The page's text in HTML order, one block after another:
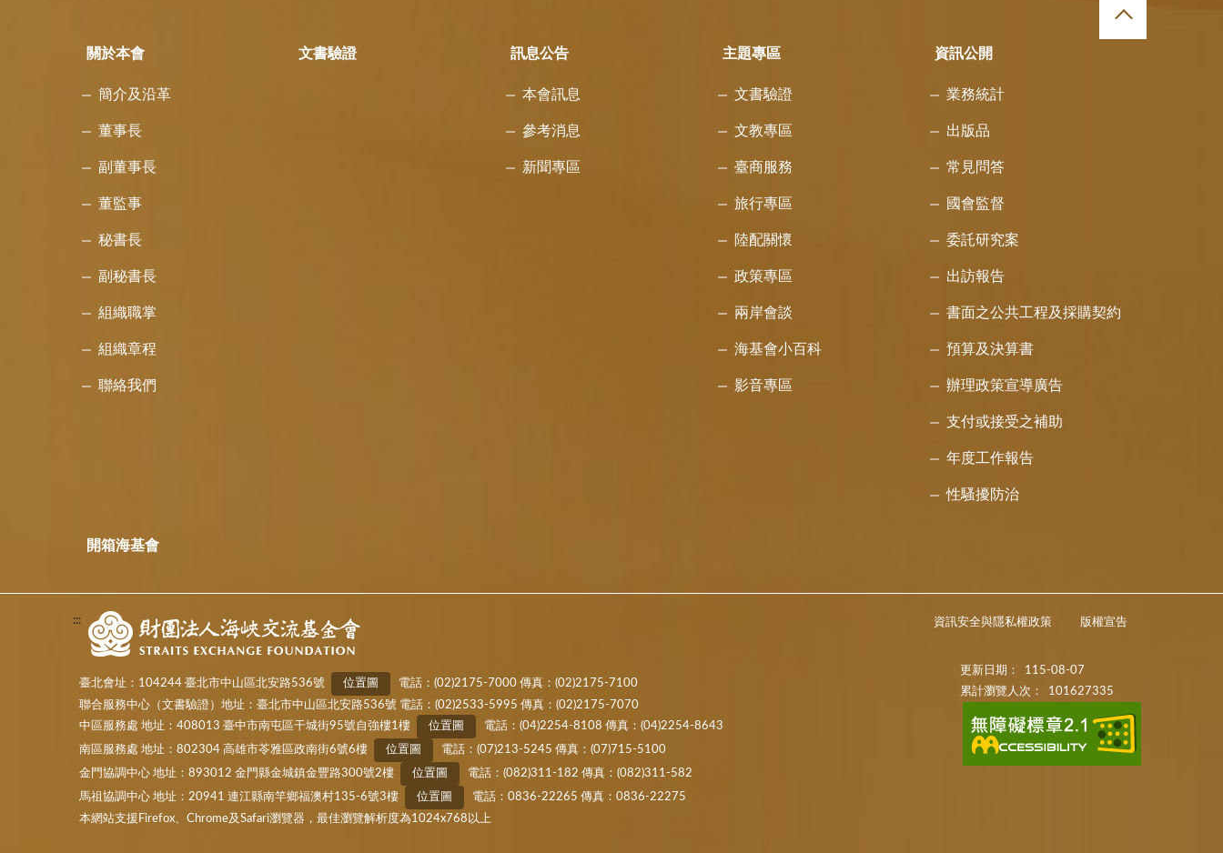
關於本會
簡介及沿革
董事長
副董事長
董監事
秘書長
副秘書長
組織職掌
組織章程
聯絡我們
文書驗證 訊息公告
本會訊息
參考消息
新聞專區
主題專區
文書驗證
文教專區
臺商服務
旅行專區
陸配關懷
政策專區
兩岸會談
海基會小百科
影音專區
資訊公開
業務統計
出版品
常見問答
國會監督
委託研究案
出訪報告
書面之公共工程及採購契約
預算及決算書
辦理政策宣導廣告
支付或接受之補助
年度工作報告
性騷擾防治
開箱海基會
::: 資訊安全與隱私權政策 版權宣告
臺北會址：104244 臺北市中山區北安路536號 位置圖
電話：(02)2175-7000 傳真：(02)2175-7100
聯合服務中心（文書驗證）地址：臺北市中山區北安路536號 電話：(02)2533-5995 傳真：(02)2175-7070
中區服務處 地址：408013 臺中市南屯區干城街95號自強樓1樓
位置圖
電話：(04)2254-8108 傳真：(04)2254-8643
南區服務處 地址：802304 高雄市苓雅區政南街6號6樓
位置圖
電話：(07)213-5245 傳真：(07)715-5100
金門協調中心 地址：893012 金門縣金城鎮金豐路300號2樓
位置圖
電話：(082)311-182 傳真：(082)311-582
馬祖協調中心 地址：20941 連江縣南竿鄉福澳村135-6號3樓
位置圖
電話：0836-22265 傳真：0836-22275
本網站支援Firefox、Chrome及Safari瀏覽器，最佳瀏覽解析度為1024x768以上
更新日期：
115-08-07
累計瀏覽人次：
101627335